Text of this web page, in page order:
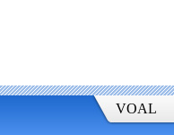
VOAL